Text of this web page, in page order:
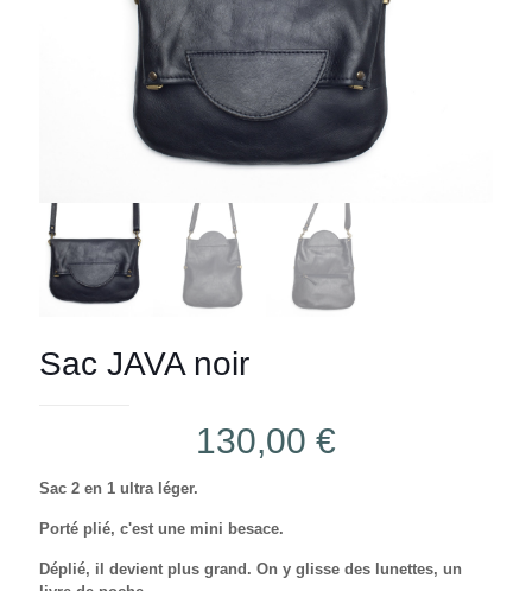
Sac JAVA noir
130,00 €
Sac 2 en 1 ultra léger.
Porté plié, c'est une mini besace.
Déplié, il devient plus grand. On y glisse des lunettes, un